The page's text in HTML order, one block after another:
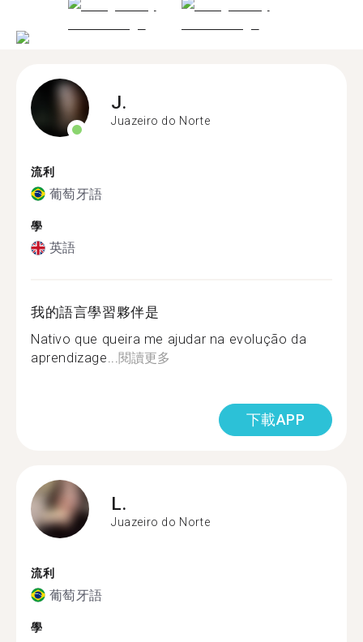
J.
Juazeiro do Norte
流利
葡萄牙語
學
英語
我的語言學習夥伴是
Nativo que queira me ajudar na evolução da
aprendizage...閱讀更多
下載APP
L.
Juazeiro do Norte
流利
葡萄牙語
學